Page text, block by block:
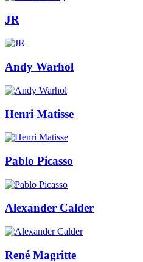
JR
Andy Warhol
Henri Matisse
Pablo Picasso
Alexander Calder
René Magritte